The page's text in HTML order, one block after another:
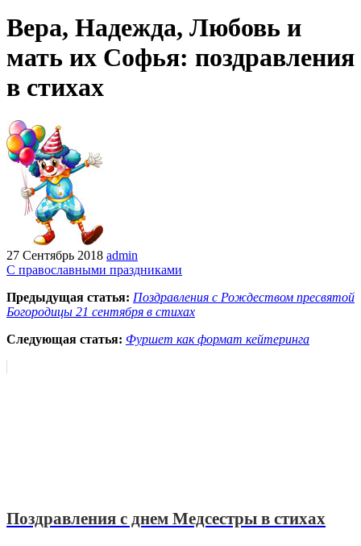
Вера, Надежда, Любовь и
мать их Софья: поздравления
в стихах
27 Сентябрь 2018 admin
С православными праздниками
Предыдущая статья: Поздравления с Рождеством пресвятой
Богородицы 21 сентября в стихах
Следующая статья: Фуршет как формат кейтеринга
Поздравления с днем Медсестры в стихах